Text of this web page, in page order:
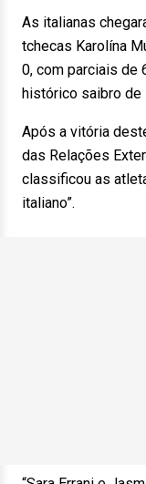
As italianas
tchecas Karolína
0, com parciais de
histórico saibro de
Após a vitória
das Relações
classificou as
italiano”.